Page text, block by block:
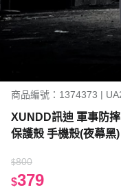
商品編號：1374373 |
XUNDD訊迪 軍事防
保護殼 手機殼(夜幕黑)
$800
$379